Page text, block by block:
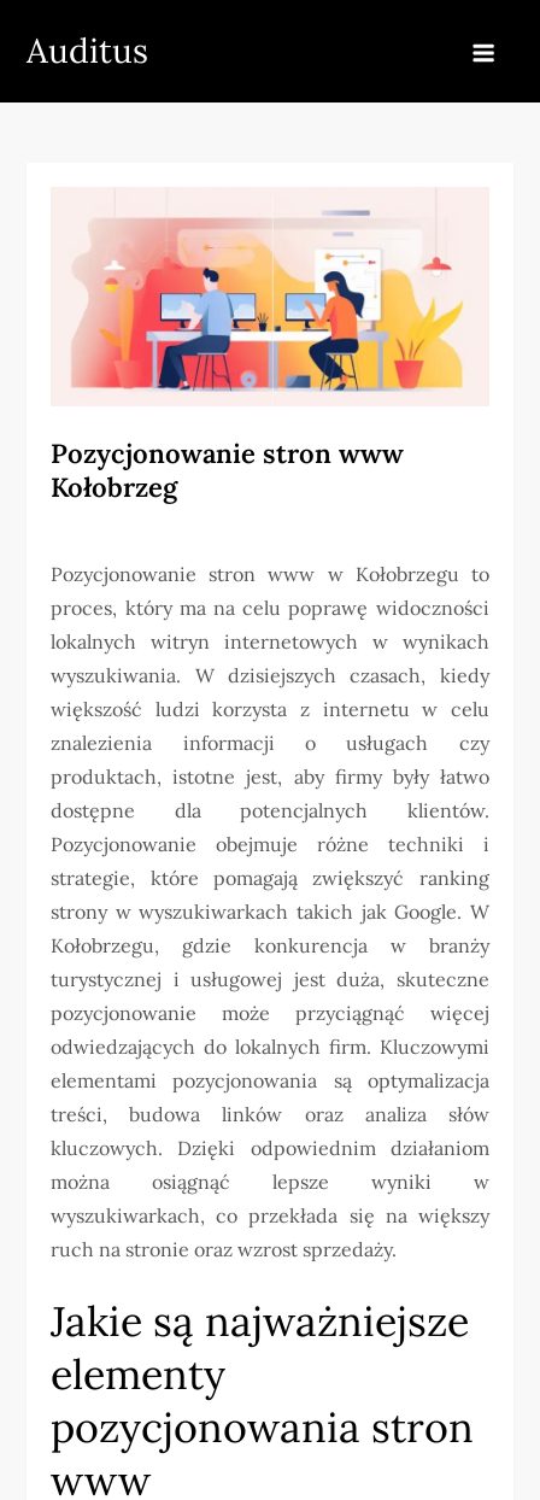
Auditus
Pozycjonowanie stron www
Kołobrzeg
Pozycjonowanie stron www w Kołobrzegu to
proces, który ma na celu poprawę widoczności
lokalnych witryn internetowych w wynikach
wyszukiwania. W dzisiejszych czasach, kiedy
większość ludzi korzysta z internetu w celu
znalezienia informacji o usługach czy
produktach, istotne jest, aby firmy były łatwo
dostępne dla potencjalnych klientów.
Pozycjonowanie obejmuje różne techniki i
strategie, które pomagają zwiększyć ranking
strony w wyszukiwarkach takich jak Google. W
Kołobrzegu, gdzie konkurencja w branży
turystycznej i usługowej jest duża, skuteczne
pozycjonowanie może przyciągnąć więcej
odwiedzających do lokalnych firm. Kluczowymi
elementami pozycjonowania są optymalizacja
treści, budowa linków oraz analiza słów
kluczowych. Dzięki odpowiednim działaniom
można osiągnąć lepsze wyniki w
wyszukiwarkach, co przekłada się na większy
ruch na stronie oraz wzrost sprzedaży.
Jakie są najważniejsze
elementy
pozycjonowania stron
www